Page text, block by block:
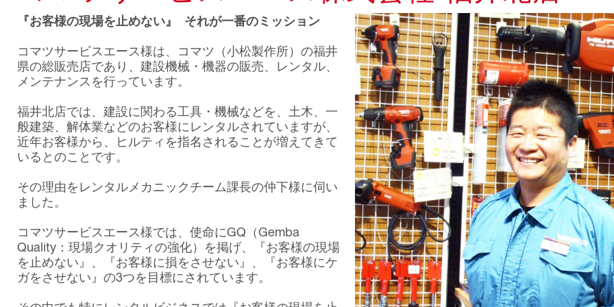
『お客様の現場を止めない』 それが一番のミッション
コマツサービスエース様は、コマツ（小松製作所）の福井
県の総販売店であり、建設機械・機器の販売、レンタル、
メンテナンスを行っています。
福井北店では、建設に関わる工具・機械などを、土木、一
般建築、解体業などのお客様にレンタルされていますが、
近年お客様から、ヒルティを指名されることが増えてきて
いるとのことです。
その理由をレンタルメカニックチーム課長の仲下様に伺い
ました。
コマツサービスエース様では、使命にGQ（Gemba
Quality：現場クオリティの強化）を掲げ、『お客様の現場
を止めない』、『お客様に損をさせない』、『お客様にケ
ガをさせない』の3つを目標にされています。